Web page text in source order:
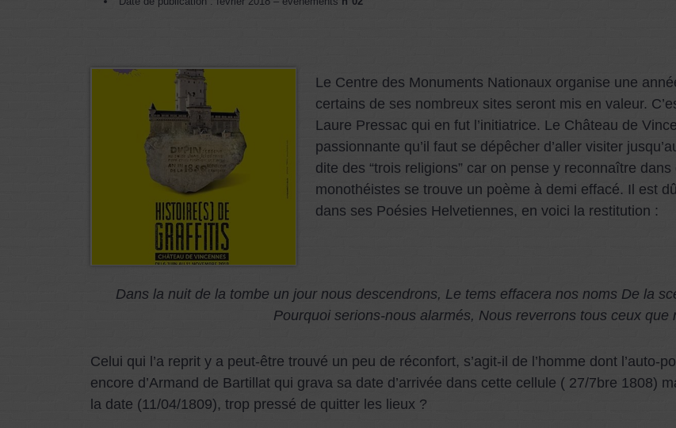
Le Centre des Monuments Nationaux organise une
certains de ses nombreux sites seront mis en valeur.
Laure Pressac qui en fut l’initiatrice. Le Château de
passionnante qu’il faut se dépêcher d’aller visiter
dite des “trois religions” car on pense y reconnaître
monothéistes se trouve un poème à demi effacé. Il est
dans ses Poésies Helvetiennes, en voici la restitution :
Dans la nuit de la tombe un jour nous descendrons, Le tems effacera nos noms De la
Pourquoi serions-nous alarmés, Nous reverrons tous ceux que
Celui qui l’a reprit y a peut-être trouvé un peu de réconfort, s’agit-il de l’homme dont l’auto-
encore d’Armand de Bartillat qui grava sa date d’arrivée dans cette cellule ( 27/7bre 1808)
la date (11/04/1809), trop pressé de quitter les lieux ?